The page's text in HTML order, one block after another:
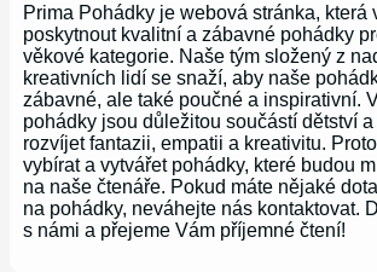
Prima Pohádky je webová stránka, která
poskytnout kvalitní a zábavné pohádky
věkové kategorie. Naše tým složený z
kreativních lidí se snaží, aby naše
zábavné, ale také poučné a inspirativní.
pohádky jsou důležitou součástí dětství
rozvíjet fantazii, empatii a kreativitu.
vybírat a vytvářet pohádky, které budou
na naše čtenáře. Pokud máte nějaké
na pohádky, neváhejte nás kontaktovat.
s námi a přejeme Vám příjemné čtení!